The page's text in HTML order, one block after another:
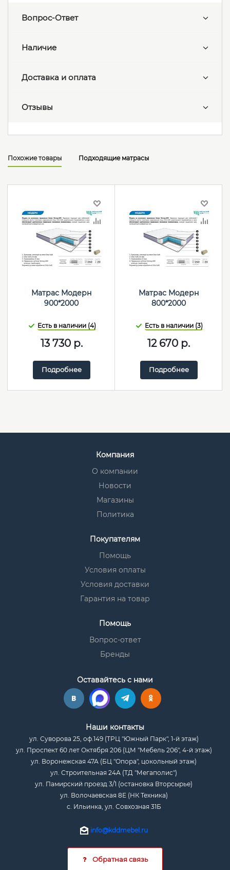
Вопрос-Ответ
Наличие
Доставка и оплата
Отзывы
Похожие товары Подходящие матрасы
Матрас Модерн
900*2000
Есть в наличии (4)
13 730р.
Подробнее
Матрас Модерн
800*2000
Есть в наличии (3)
12 670 р.
Подробнее
Компания
О компании
Новости
Магазины
Политика
Покупателям
Помощь
Условия оплаты
Условия доставки
Гарантия на товар
Помощь
Вопрос-ответ
Бренды
Оставайтесь с нами
Наши контакты
ул. Суворова 25, оф.149 (ТРЦ "Южный Парк", 1-й этаж)
ул. Проспект 60 лет Октября 206 (ЦМ "Мебель 206", 4-й этаж)
ул. Воронежская 47А (БЦ "Опора", цокольный этаж)
ул. Строительная 24А (ТД "Мегаполис")
ул. Памирский проезд 3/1 (остановка Вторсырье)
ул. Волочаевская 8Е (НК Техника)
с. Ильинка, ул. Совхозная 31Б
info@kddmebel.ru
Обратная связь